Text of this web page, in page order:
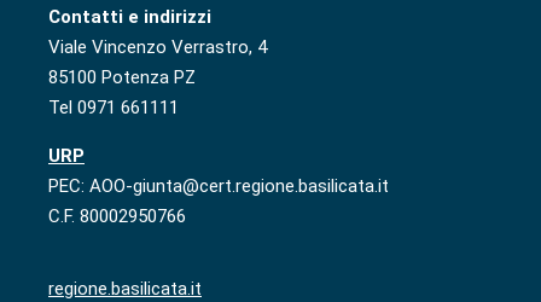
Contatti e indirizzi
Viale Vincenzo Verrastro, 4
85100 Potenza PZ
Tel 0971 661111
URP
PEC: AOO-giunta@cert.regione.basilicata.it
C.F. 80002950766
regione.basilicata.it